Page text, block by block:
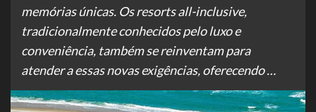
memórias únicas. Os resorts all-inclusive,
tradicionalmente conhecidos pelo luxo e
conveniência, também se reinventam para
atender a essas novas exigências, oferecendo …